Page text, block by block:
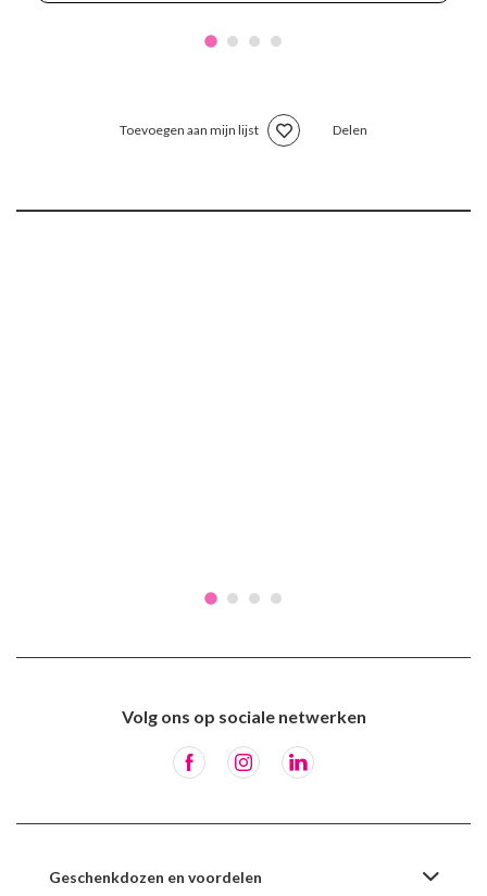
Toevoegen aan mijn lijst Delen
Volg ons op sociale netwerken
Geschenkdozen en voordelen